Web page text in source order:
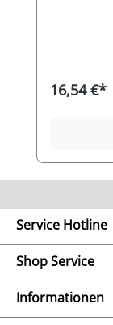
günstiges
mit
Kraftstoffe
ca.
Wahl. Die
federt
16,54 €*
Service Hotline
Shop Service
Informationen